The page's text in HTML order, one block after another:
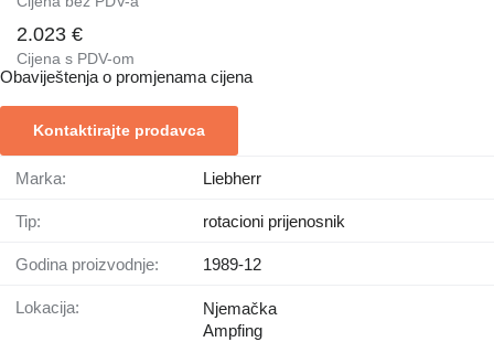
2.023 €
Cijena s PDV-om
Obaviještenja o promjenama cijena
Kontaktirajte prodavca
Marka: Liebherr
Tip: rotacioni prijenosnik
Godina proizvodnje: 1989-12
Lokacija:
Njemačka
Ampfing